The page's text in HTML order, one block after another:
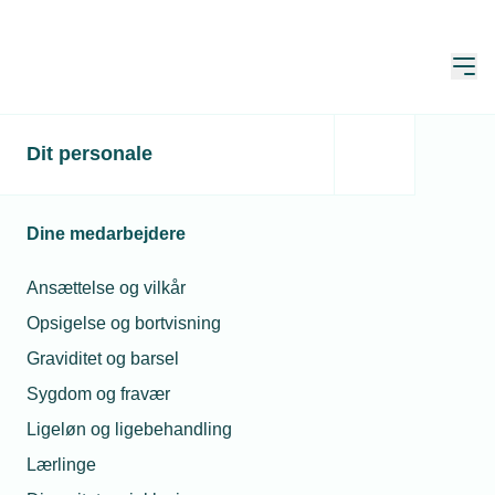
Dit personale
Dine medarbejdere
Ansættelse og vilkår
Opsigelse og bortvisning
Graviditet og barsel
Sygdom og fravær
Ligeløn og ligebehandling
Lærlinge
Kend dine tilskudspuljer
Publiceret: 09. okt. 2025